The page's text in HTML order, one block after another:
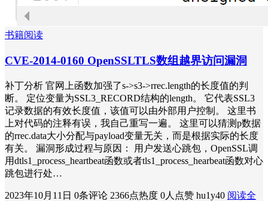
书籍阅读
CVE-2014-0160 OpenSSLTLS数组越界访问漏洞
补丁分析 官网上函数加强了s->s3->rrec.length的长度值的判
断。 定位变量为SSL3_RECORD结构的length。 它代表SSL3
记录数据的有效长度值，该值可以由外部用户控制。 这里书
上对代码的注释有误，我自己重写一遍。 这里可以猜测p数据
的rrec.data大小分配与payload变量无关，而是根据实际的长度
有关。 漏洞形成过程与原因： 用户发送心跳包，OpenSSL调
用dtls1_process_heartbeat函数或者tls1_process_hearbeat函数对心
跳包进行处…
2023年10月11日 0条评论 2366点热度 0人点赞 hu1y40 阅读全